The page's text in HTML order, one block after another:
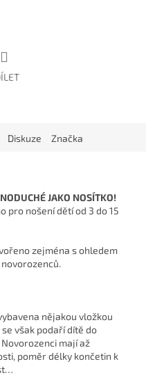
Diskuze Značka
JAKO NOSÍTKO!
pro nošení dětí od 3 do 15
zejména s ohledem
nějakou vložkou
však podaří dítě do
mají až
poměr délky končetin k